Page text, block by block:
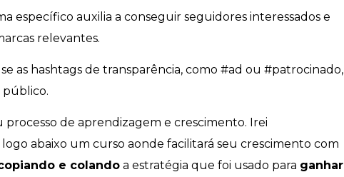
específico auxilia a conseguir seguidores interessados e
relevantes.
as hashtags de transparência, como #ad ou #patrocinado,
público.
processo de aprendizagem e crescimento. Irei
abaixo um curso aonde facilitará seu crescimento com
e colando a estratégia que foi usado para ganhar